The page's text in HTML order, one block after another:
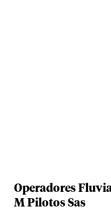
Operadores
M Pilotos Sas